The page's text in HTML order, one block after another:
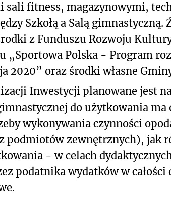
sali fitness, magazynowymi,
Szkołą a Salą gimnastyczną.
z Funduszu Rozwoju
„Sportowa Polska - Program
2020” oraz środki własne
Inwestycji planowane jest
do użytkowania ma
wykonywania czynności
podmiotów zewnętrznych), jak
- w celach
podatnika wydatków w całości